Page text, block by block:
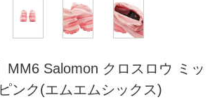
MM6 Salomon クロスロウ ミッ
ンク(エムエムシックス)